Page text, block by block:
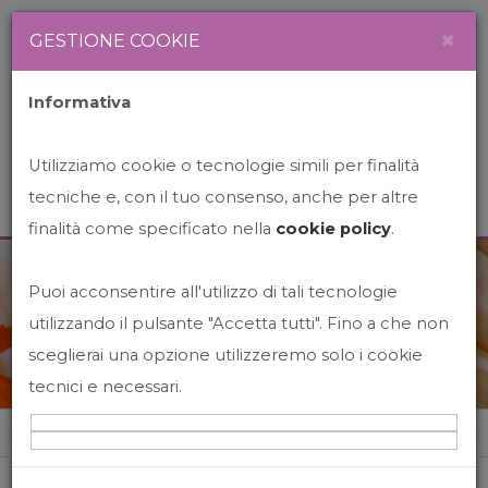
News&Events
Home News&events
GESTIONE COOKIE ×
Informativa
Utilizziamo cookie o tecnologie simili per finalità
tecniche e, con il tuo consenso, anche per altre
finalità come specificato nella cookie policy.
Puoi acconsentire all'utilizzo di tali tecnologie
utilizzando il pulsante "Accetta tutti". Fino a che non
sceglierai una opzione utilizzeremo solo i cookie
tecnici e necessari.